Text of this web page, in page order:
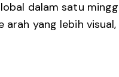
dalam satu
arah yang lebih